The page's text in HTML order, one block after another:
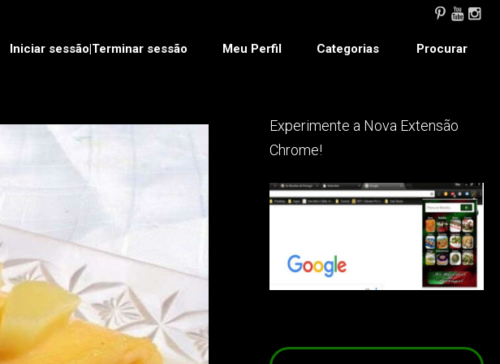
Iniciar sessão|Terminar sessão Meu Perfil Categorias Procurar
Experimente a Nova Extensão
Chrome!